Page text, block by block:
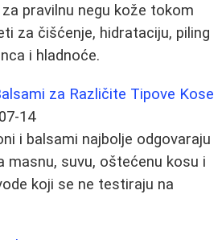
pravilnu negu kože tokom
za čišćenje, hidrataciju, piling
i hladnoće.
za Različite Tipove Kose
14
i balsami najbolje odgovaraju
masnu, suvu, oštećenu kosu i
koji se ne testiraju na